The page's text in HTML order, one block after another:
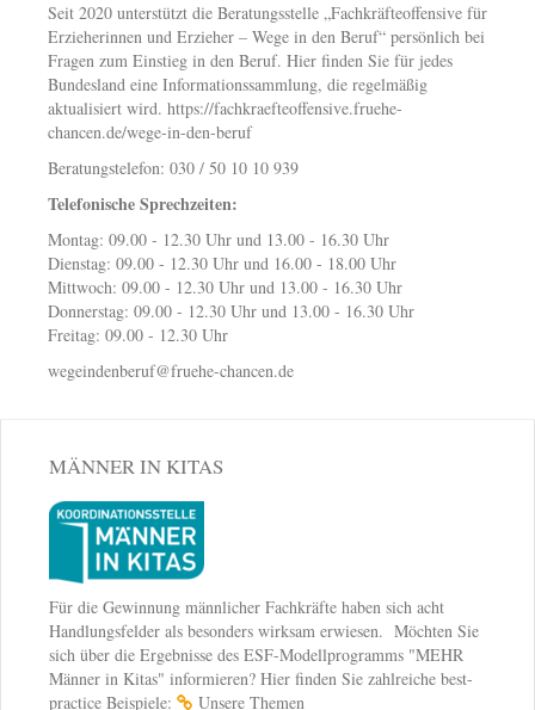
Seit 2020 unterstützt die Beratungsstelle „Fachkräfteoffensive für
Erzieherinnen und Erzieher – Wege in den Beruf“ persönlich bei
Fragen zum Einstieg in den Beruf. Hier finden Sie für jedes
Bundesland eine Informationssammlung, die regelmäßig
aktualisiert wird. https://fachkraefteoffensive.fruehe-
chancen.de/wege-in-den-beruf
Beratungstelefon: 030 / 50 10 10 939
Telefonische Sprechzeiten:
Montag: 09.00 - 12.30 Uhr und 13.00 - 16.30 Uhr
Dienstag: 09.00 - 12.30 Uhr und 16.00 - 18.00 Uhr
Mittwoch: 09.00 - 12.30 Uhr und 13.00 - 16.30 Uhr
Donnerstag: 09.00 - 12.30 Uhr und 13.00 - 16.30 Uhr
Freitag: 09.00 - 12.30 Uhr
wegeindenberuf@fruehe-chancen.de
MÄNNER IN KITAS
Für die Gewinnung männlicher Fachkräfte haben sich acht
Handlungsfelder als besonders wirksam erwiesen. Möchten Sie
sich über die Ergebnisse des ESF-Modellprogramms "MEHR
Männer in Kitas" informieren? Hier finden Sie zahlreiche best-
practice Beispiele:
Unsere Themen